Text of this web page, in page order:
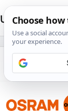
Upload
Search
for: